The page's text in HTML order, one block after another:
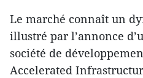
Le marché connaît un
illustré par l’annonce
société de
Accelerated